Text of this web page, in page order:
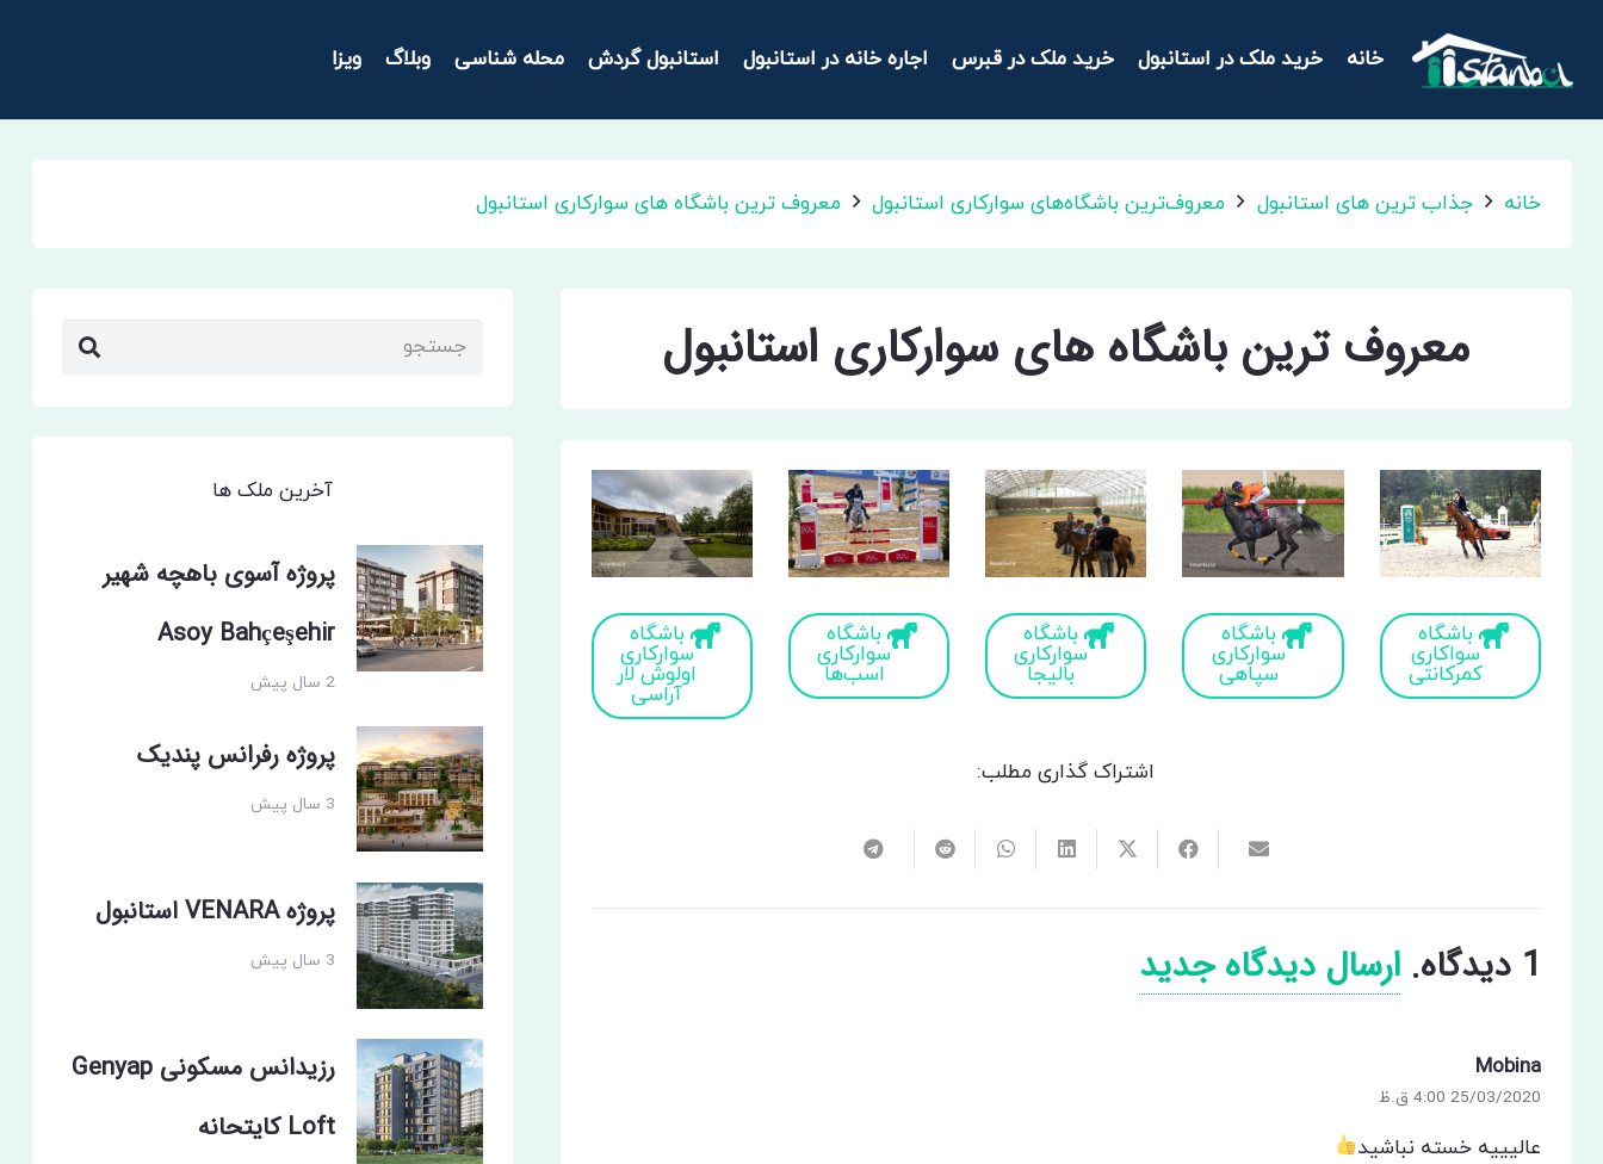
خانه خرید ملک در استانبول خرید ملک در قبرس اجاره خانه در استانبول استانبول گردش محله شناسی وبلاگ ویزا
خانه جذاب ترین های استانبول معروف‌ترین باشگاه‌های سوارکاری استانبول معروف ترین باشگاه های سوارکاری استانبول
معروف ترین باشگاه های سوارکاری استانبول
باشگاه
سوارکاری
اولوش لار
آراسی
باشگاه
سوارکاری
اسب‌ها
باشگاه
سوارکاری
بالیجا
باشگاه
سوارکاری
سپاهی
باشگاه
سواکاری
کمرکانتی
اشتراک گذاری مطلب:
1 دیدگاه. ارسال دیدگاه جدید
Mobina
25/03/2020 4:00 ق.ظ
عالیییه خسته نباشید
آخرین ملک ها
پروژه آسوی باهچه شهیر
Asoy Bahçeşehir
2 سال پیش
پروژه رفرانس پندیک
3 سال پیش
پروژه VENARA استانبول
3 سال پیش
رزیدانس مسکونی Genyap
Loft کایتحانه